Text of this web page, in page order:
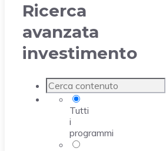
Ricerca
avanzata
investimento
Tutti
i
programmi